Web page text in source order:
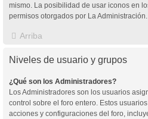
mismo. La posibilidad de usar iconos en
permisos otorgados por La Administración.
Arriba
Niveles de usuario y grupos
¿Qué son los Administradores?
Los Administradores son los usuarios
control sobre el foro entero. Estos
acciones y configuraciones del foro,